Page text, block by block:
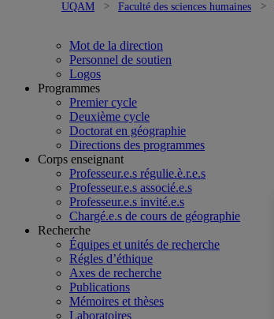
UQAM Faculté des sciences humaines
Mot de la direction
Personnel de soutien
Logos
Programmes
Premier cycle
Deuxième cycle
Doctorat en géographie
Directions des programmes
Corps enseignant
Professeur.e.s régulie.è.r.e.s
Professeur.e.s associé.e.s
Professeur.e.s invité.e.s
Chargé.e.s de cours de géographie
Recherche
Équipes et unités de recherche
Régles d’éthique
Axes de recherche
Publications
Mémoires et thèses
Laboratoires